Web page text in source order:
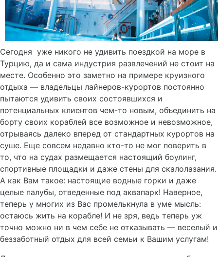
Сегодня уже никого не удивить поездкой на море в
Турцию, да и сама индустрия развлечений не стоит на
месте. Особенно это заметно на примере круизного
отдыха — владельцы лайнеров-курортов постоянно
пытаются удивить своих состоявшихся и
потенциальных клиентов чем-то новым, объединить на
борту своих кораблей все возможное и невозможное,
отрываясь далеко вперед от стандартных курортов на
суше. Еще совсем недавно кто-то не мог поверить в
то, что на судах размещается настоящий боулинг,
спортивные площадки и даже стены для скалолазания.
А как Вам такое: настоящие водные горки и даже
целые палубы, отведенные под аквапарк! Наверное,
теперь у многих из Вас промелькнула в уме мысль:
остаюсь жить на корабле! И не зря, ведь теперь уж
точно можно ни в чем себе не отказывать — веселый и
беззаботный отдых для всей семьи к Вашим услугам!